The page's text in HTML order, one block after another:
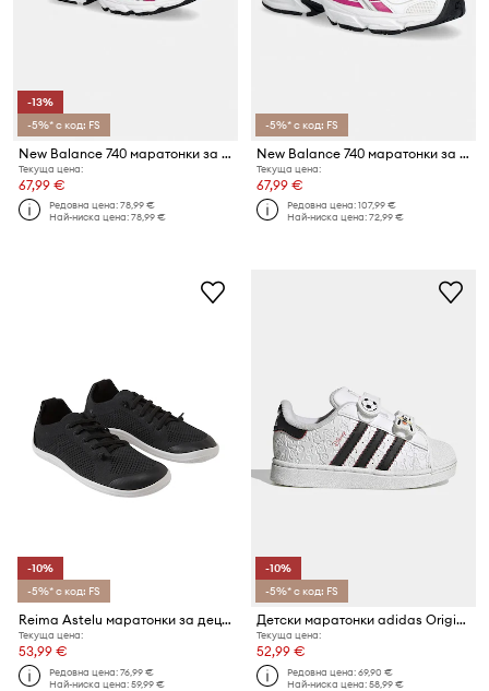
-13%
-5%* с код: FS
New Balance 740 маратонки за деца
Текуща цена:
67,99 €
Редовна цена:78,99 €
Най-ниска цена:78,99 €
-5%* с код: FS
New Balance 740 маратонки за деца
Текуща цена:
67,99 €
Редовна цена:107,99 €
Най-ниска цена:72,99 €
-10%
-5%* с код: FS
Reima Astelu маратонки за деца
Текуща цена:
53,99 €
Редовна цена:76,99 €
Най-ниска цена:59,99 €
-10%
-5%* с код: FS
Детски маратонки adidas Originals SUPERSTAR II
Текуща цена:
52,99 €
Редовна цена:69,90 €
Най-ниска цена:58,99 €